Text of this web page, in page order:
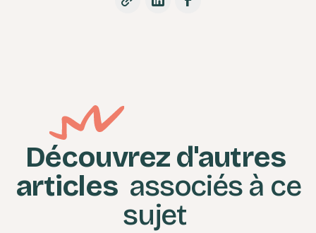
Découvrez d'autres
articles associés à ce
sujet